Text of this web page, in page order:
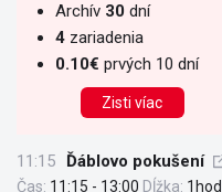
Archív 30 dní
4 zariadenia
0.10€ prvých 10 dní
Zisti víac
11:15 Ďáblovo pokušení
Čas: 11:15 - 13:00 Dĺžka: